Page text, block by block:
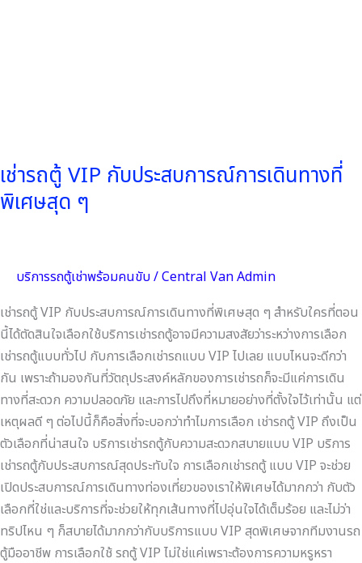
เช่ารถตู้ VIP กับประสบการณ์การเดินทางที่
พิเศษสุด ๆ
บริการรถตู้เช่าพร้อมคนขับ/Central Van Admin
เช่ารถตู้ VIP กับประสบการณ์การเดินทางที่พิเศษสุด ๆ สำหรับใครที่ตอน
นี้ได้ตัดสินใจเลือกใช้บริการเช่ารถตู้อาจมีความสงสัยว่าระหว่างการเลือก
เช่ารถตู้แบบทั่วไป กับการเลือกเช่ารถแบบ VIP ไปเลย แบบไหนจะดีกว่า
กัน เพราะถ้ามองกันที่วัตถุประสงค์หลักของการเช่ารถก็จะมีแค่การเดิน
ทางที่สะดวก ความปลอดภัย และการไปถึงที่หมายอย่างที่ตั้งใจไว้เท่านั้น แต่
เหตุผลดี ๆ ต่อไปนี้ก็คือสิ่งที่จะบอกว่าทำไมการเลือก เช่ารถตู้ VIP ถึงเป็น
ตัวเลือกที่น่าสนใจ บริการเช่ารถตู้กับความสะดวกสบายแบบ VIP บริการ
เช่ารถตู้กับประสบการณ์สุดประทับใจ การเลือกเช่ารถตู้ แบบ VIP จะช่วย
เปิดประสบการณ์การเดินทางท่องเที่ยวของเราให้พิเศษได้มากกว่า กับตัว
เลือกที่ใช่และบริการที่จะช่วยให้ทุกเส้นทางที่ไปอุ่นใจได้เต็มร้อย และไม่ว่า
ทริปไหน ๆ ก็สบายได้มากกว่ากับบริการแบบ VIP สุดพิเศษจากทีมงานรถ
ตู้มืออาชีพ การเลือกใช้ รถตู้ VIP ไม่ใช่แค่เพราะต้องการความหรูหรา